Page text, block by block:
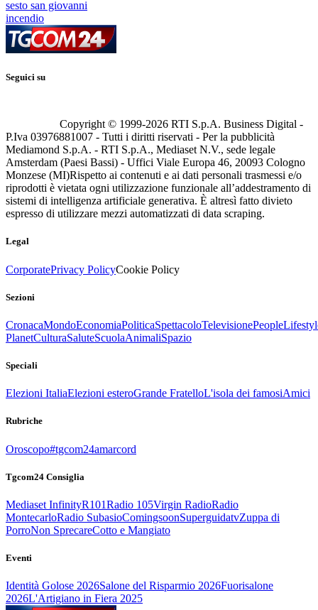
sesto san giovanni
incendio
Seguici su
Copyright © 1999-2026 RTI S.p.A. Business Digital -
P.Iva 03976881007 - Tutti i diritti riservati - Per la pubblicità
Mediamond S.p.A. - RTI S.p.A., Mediaset N.V., sede legale
Amsterdam (Paesi Bassi) - Uffici Viale Europa 46, 20093 Cologno
Monzese (MI)Rispetto ai contenuti e ai dati personali trasmessi e/o
riprodotti è vietata ogni utilizzazione funzionale all’addestramento di
sistemi di intelligenza artificiale generativa. È altresì fatto divieto
espresso di utilizzare mezzi automatizzati di data scraping.
Legal
CorporatePrivacy PolicyCookie Policy
Sezioni
CronacaMondoEconomiaPoliticaSpettacoloTelevisionePeople
PlanetCulturaSaluteScuolaAnimaliSpazio
Speciali
Elezioni ItaliaElezioni esteroGrande FratelloL'isola dei famosiAmici
Rubriche
Oroscopo#tgcom24amarcord
Tgcom24 Consiglia
Mediaset InfinityR101Radio 105Virgin RadioRadio
MontecarloRadio SubasioComingsoonSuperguidatvZuppa di
PorroNon SprecareCotto e Mangiato
Eventi
Identità Golose 2026Salone del Risparmio 2026Fuorisalone
2026L'Artigiano in Fiera 2025